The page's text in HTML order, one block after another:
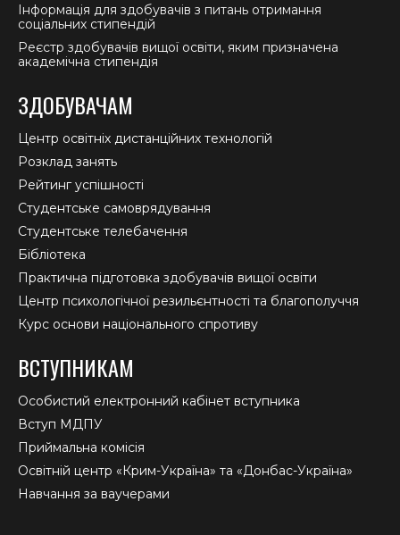
Інформація для здобувачів з питань отримання
соціальних стипендій
Реєстр здобувачів вищої освіти, яким призначена
академічна стипендія
ЗДОБУВАЧАМ
Центр освітніх дистанційних технологій
Розклад занять
Рейтинг успішності
Студентське самоврядування
Студентське телебачення
Бібліотека
Практична підготовка здобувачів вищої освіти
Центр психологічної резильєнтності та благополуччя
Курс основи національного спротиву
ВСТУПНИКАМ
Особистий електронний кабінет вступника
Вступ МДПУ
Приймальна комісія
Освітній центр «Крим-Україна» та «Донбас-Україна»
Навчання за ваучерами